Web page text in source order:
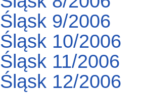
Śląsk 9/2006
Śląsk 10/2006
Śląsk 11/2006
Śląsk 12/2006